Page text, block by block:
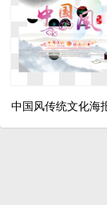
中国风传统文化海